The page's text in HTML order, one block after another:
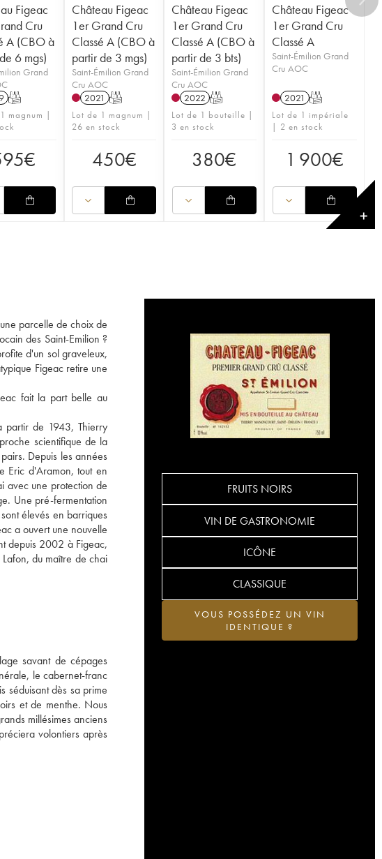
Figeac
Cru
A (CBO à
6 mgs)
Grand
T
magnum |
€
Château Figeac
1er Grand Cru
Classé A (CBO à
partir de 3 mgs)
Saint-Émilion Grand
Cru AOC
2021 T
Lot de 1 magnum |
26 en stock
450€
Château Figeac
1er Grand Cru
Classé A (CBO à
partir de 3 bts)
Saint-Émilion Grand
Cru AOC
2022 T
Lot de 1 bouteille |
3 en stock
380€
Château Figeac
1er Grand Cru
Classé A
Saint-Émilion Grand
Cru AOC
2021 T
Lot de 1 impériale
| 2 en stock
1 900€
✕
parcelle de choix de
des Saint-Emilion ?
d'un sol graveleux,
Figeac retire une
fait la part belle au
partir de 1943, Thierry
scientifique de la
Depuis les années
Eric d'Aramon, tout en
avec une protection de
Une pré-fermentation
élevés en barriques
a ouvert une nouvelle
depuis 2002 à Figeac,
du maître de chai
savant de cépages
le cabernet-franc
séduisant dès sa prime
et de menthe. Nous
millésimes anciens
volontiers après
FRUITS NOIRS
VIN DE GASTRONOMIE
ICÔNE
CLASSIQUE
VOUS POSSÉDEZ UN VIN
IDENTIQUE ?